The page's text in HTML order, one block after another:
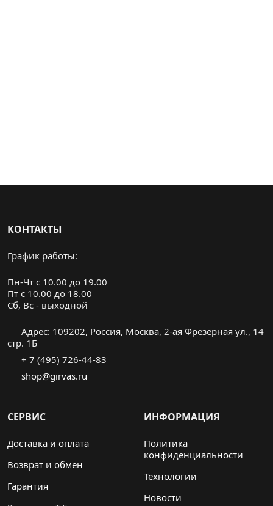
КОНТАКТЫ
График работы:
Пн-Чт с 10.00 до 19.00
Пт с 10.00 до 18.00
Cб, Вс - выходной
Адрес: 109202, Россия, Москва, 2-ая Фрезерная ул., 14
стр. 1Б
+ 7 (495) 726-44-83
shop@girvas.ru
СЕРВИС
Доставка и оплата
Возврат и обмен
Гарантия
ИНФОРМАЦИЯ
Политика
конфиденциальности
Технологии
Новости